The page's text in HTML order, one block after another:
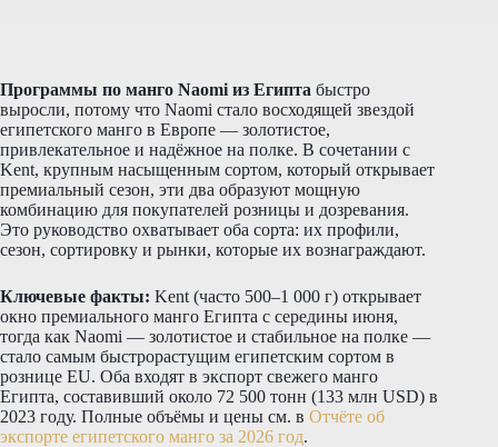
Программы по манго Naomi из Египта быстро
выросли, потому что Naomi стало восходящей звездой
египетского манго в Европе — золотистое,
привлекательное и надёжное на полке. В сочетании с
Kent, крупным насыщенным сортом, который открывает
премиальный сезон, эти два образуют мощную
комбинацию для покупателей розницы и дозревания.
Это руководство охватывает оба сорта: их профили,
сезон, сортировку и рынки, которые их вознаграждают.
Ключевые факты: Kent (часто 500–1 000 г) открывает
окно премиального манго Египта с середины июня,
тогда как Naomi — золотистое и стабильное на полке —
стало самым быстрорастущим египетским сортом в
рознице EU. Оба входят в экспорт свежего манго
Египта, составивший около 72 500 тонн (133 млн USD) в
2023 году. Полные объёмы и цены см. в Отчёте об
экспорте египетского манго за 2026 год.